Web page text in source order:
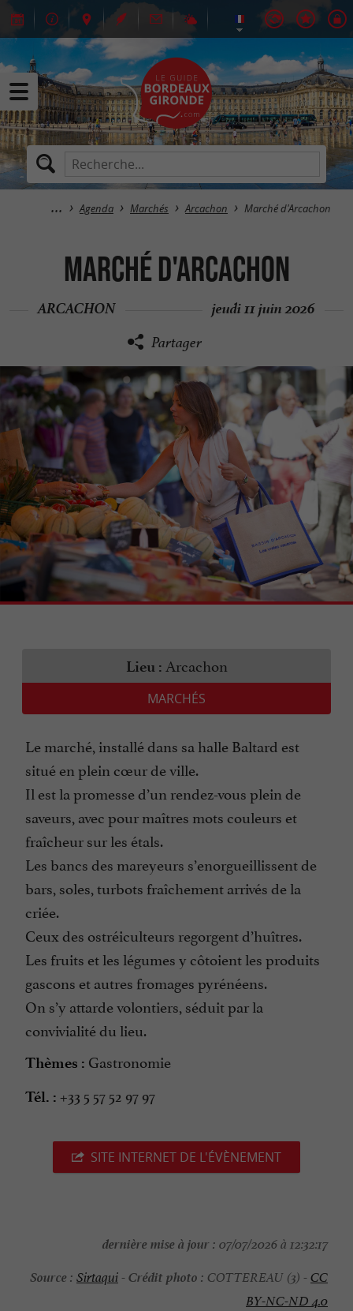
Agenda Marchés Arcachon Marché d'Arcachon
Marché d'Arcachon
ARCACHON jeudi 11 juin 2026
Partager
Lieu : Arcachon
MARCHÉS
Le marché, installé dans sa halle Baltard est
situé en plein cœur de ville.
Il est la promesse d’un rendez-vous plein de
saveurs, avec pour maîtres mots couleurs et
fraîcheur sur les étals.
Les bancs des mareyeurs s’enorgueillissent de
bars, soles, turbots fraîchement arrivés de la
criée.
Ceux des ostréiculteurs regorgent d’huîtres.
Les fruits et les légumes y côtoient les produits
gascons et autres fromages pyrénéens.
On s’y attarde volontiers, séduit par la
convivialité du lieu.
Thèmes : Gastronomie
Tél. : +33 5 57 52 97 97
SITE INTERNET DE L'ÉVÈNEMENT
dernière mise à jour : 07/07/2026 à 12:32:17
Source : Sirtaqui-Crédit photo : COTTEREAU (3) -CC
BY-NC-ND 4.0